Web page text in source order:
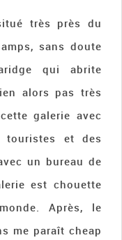
très près du
sans doute
qui abrite
alors pas très
galerie avec
touristes et des
un bureau de
est chouette
Après, le
me paraît cheap